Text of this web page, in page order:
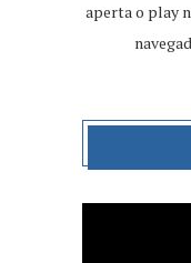
aperta o play